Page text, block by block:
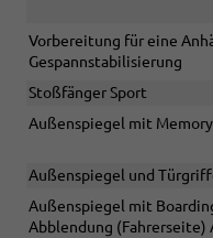
Vorbereitung für eine
Gespannstabilisierung
Stoßfänger Sport
Außenspiegel mit
Außenspiegel und
Außenspiegel mit
Abblendung